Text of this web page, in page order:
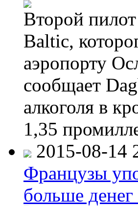
Второй
Baltic,
аэропорту
сообщает
алкоголя в
1,35
2015-08-14
Французы
больше денег